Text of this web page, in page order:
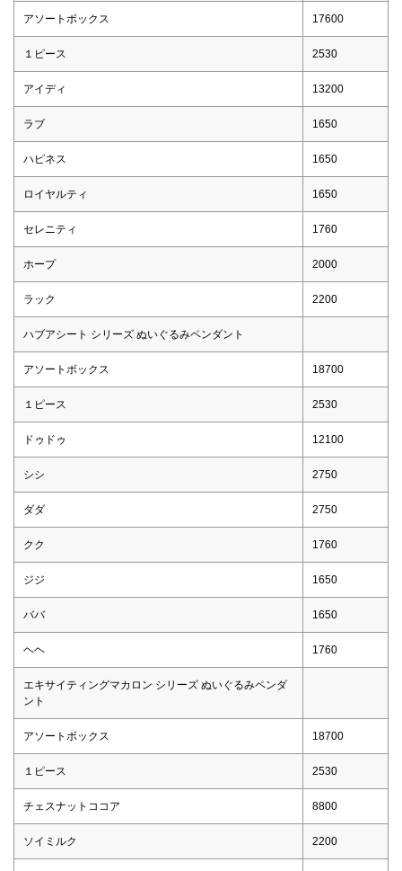
アソートボックス 17600
１ピース 2530
アイディ 13200
ラブ 1650
ハピネス 1650
ロイヤルティ 1650
セレニティ 1760
ホープ 2000
ラック 2200
ハブアシート シリーズ ぬいぐるみペンダント
アソートボックス 18700
１ピース 2530
ドゥドゥ 12100
シシ 2750
ダダ 2750
クク 1760
ジジ 1650
ババ 1650
ヘヘ 1760
エキサイティングマカロン シリーズ ぬいぐるみペンダ
ント
アソートボックス 18700
１ピース 2530
チェスナットココア 8800
ソイミルク 2200